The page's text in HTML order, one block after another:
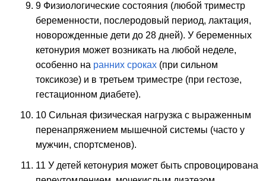
9 Физиологические состояния (любой триместр
беременности, послеродовый период, лактация,
новорожденные дети до 28 дней). У беременных
кетонурия может возникать на любой неделе,
особенно на ранних сроках (при сильном
токсикозе) и в третьем триместре (при гестозе,
гестационном диабете).
10 Сильная физическая нагрузка с выраженным
перенапряжением мышечной системы (часто у
мужчин, спортсменов).
11 У детей кетонурия может быть спровоцирована